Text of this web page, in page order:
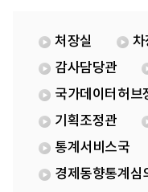
처장실 차
감사담당관
국가데이터허브
기획조정관
통계서비스국
경제동향통계심